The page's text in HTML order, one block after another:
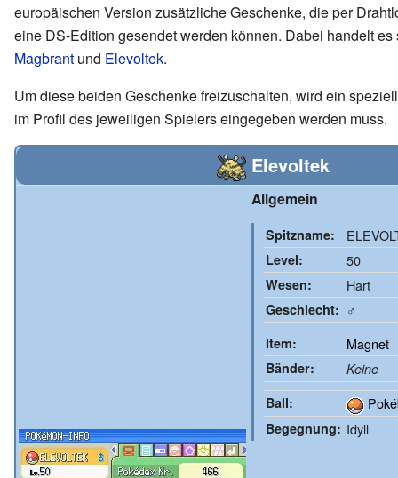
europäischen Version zusätzliche Geschenke, die per
eine DS-Edition gesendet werden können. Dabei handelt
Magbrant und Elevoltek.
Um diese beiden Geschenke freizuschalten, wird ein
im Profil des jeweiligen Spielers eingegeben werden muss.
Elevoltek
Allgemein
Spitzname:
Level: 50
Wesen: Hart
Geschlecht: ♂
Item: Magnet
Bänder:
Keine
Ball:
Begegnung: Idyll